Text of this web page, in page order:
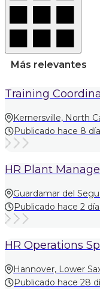
Más relevantes
Training
Kernersville, North
Publicado hace 8
HR Plant
Guardamar del
Publicado hace 2
HR Operations
Hannover, Lower
Publicado hace 28